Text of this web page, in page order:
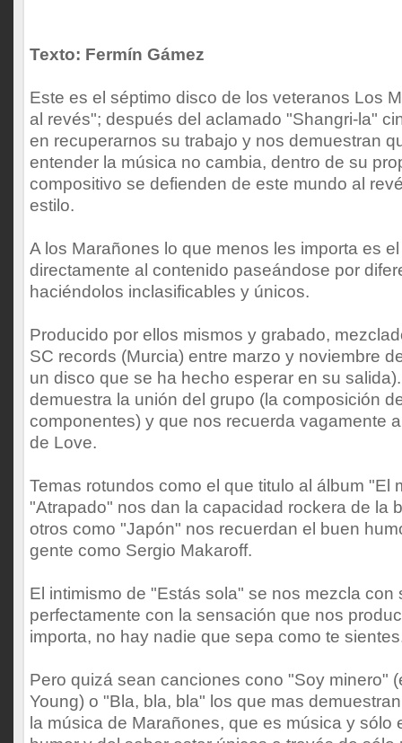
Texto: Fermín Gámez
Este es el séptimo disco de los veteranos Los
al revés"; después del aclamado "Shangri-la"
en recuperarnos su trabajo y nos demuestran
entender la música no cambia, dentro de su
compositivo se defienden de este mundo al
estilo.
A los Marañones lo que menos les importa es
directamente al contenido paseándose por
haciéndolos inclasificables y únicos.
Producido por ellos mismos y grabado,
SC records (Murcia) entre marzo y noviembre
un disco que se ha hecho esperar en su
demuestra la unión del grupo (la composición
componentes) y que nos recuerda vagamente
de Love.
Temas rotundos como el que titulo al álbum "El
"Atrapado" nos dan la capacidad rockera de la
otros como "Japón" nos recuerdan el buen
gente como Sergio Makaroff.
El intimismo de "Estás sola" se nos mezcla con
perfectamente con la sensación que nos
importa, no hay nadie que sepa como te
Pero quizá sean canciones cono "Soy minero"
Young) o "Bla, bla, bla" los que mas
la música de Marañones, que es música y sólo